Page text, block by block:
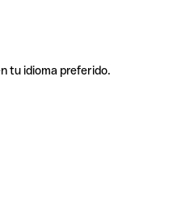
tu idioma preferido.